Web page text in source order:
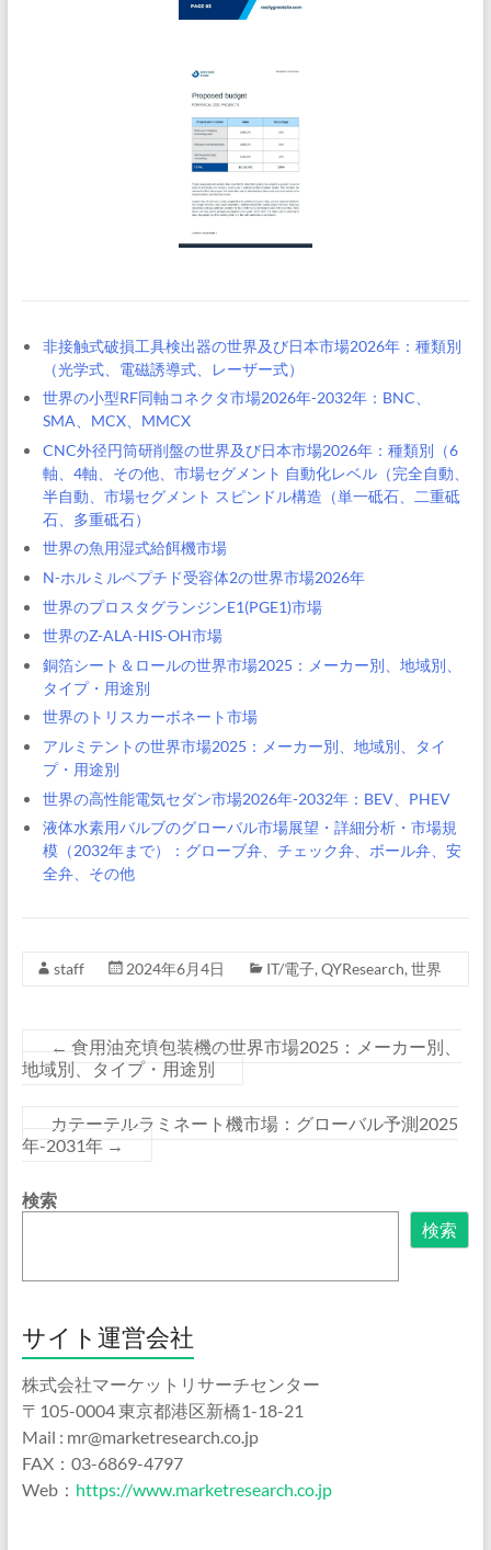
非接触式破損工具検出器の世界及び日本市場2026年：種類別
（光学式、電磁誘導式、レーザー式）
世界の小型RF同軸コネクタ市場2026年-2032年：BNC、
SMA、MCX、MMCX
CNC外径円筒研削盤の世界及び日本市場2026年：種類別（6
軸、4軸、その他、市場セグメント 自動化レベル（完全自動、
半自動、市場セグメント スピンドル構造（単一砥石、二重砥
石、多重砥石）
世界の魚用湿式給餌機市場
N-ホルミルペプチド受容体2の世界市場2026年
世界のプロスタグランジンE1(PGE1)市場
世界のZ-ALA-HIS-OH市場
銅箔シート＆ロールの世界市場2025：メーカー別、地域別、
タイプ・用途別
世界のトリスカーボネート市場
アルミテントの世界市場2025：メーカー別、地域別、タイ
プ・用途別
世界の高性能電気セダン市場2026年-2032年：BEV、PHEV
液体水素用バルブのグローバル市場展望・詳細分析・市場規
模（2032年まで）：グローブ弁、チェック弁、ボール弁、安
全弁、その他
staff 2024年6月4日 IT/電子, QYResearch, 世界
← 食用油充填包装機の世界市場2025：メーカー別、
地域別、タイプ・用途別
カテーテルラミネート機市場：グローバル予測2025
年-2031年 →
検索
検索
サイト運営会社
株式会社マーケットリサーチセンター
〒105-0004 東京都港区新橋1-18-21
Mail : mr@marketresearch.co.jp
FAX：03-6869-4797
Web： https://www.marketresearch.co.jp